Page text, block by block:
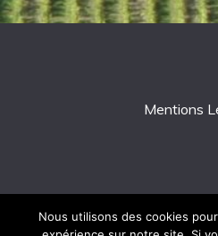
l’article
Mentions
Nous utilisons des cookies